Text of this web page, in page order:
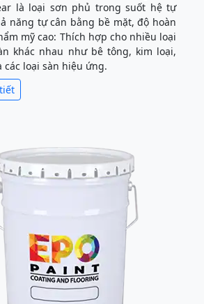
là loại sơn phủ trong suốt hệ tự
năng tự cân bằng bề mặt, độ hoàn
mỹ cao: Thích hợp cho nhiều loại
khác nhau như bê tông, kim loại,
các loại sàn hiệu ứng.